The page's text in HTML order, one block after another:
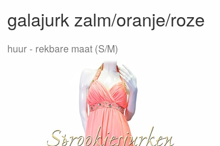
galajurk zalm/oranje/roze
huur rekbare maat (S/M)